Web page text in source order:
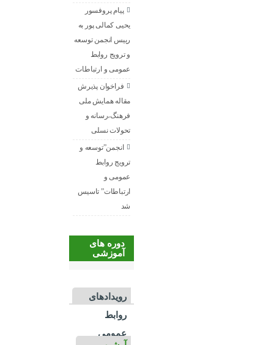
پیام پروفسور
یحیی کمالی پور به
رییس انجمن توسعه
و ترویج روابط
عمومی و ارتباطات
فراخوان پذیرش
مقاله همایش ملی
فرهنگ،رسانه و
تحولات نسلی
انجمن”توسعه و
ترویج روابط
عمومی و
ارتباطات” تاسیس
شد
دوره های
آموزشی
رویدادهای
روابط
عمومی